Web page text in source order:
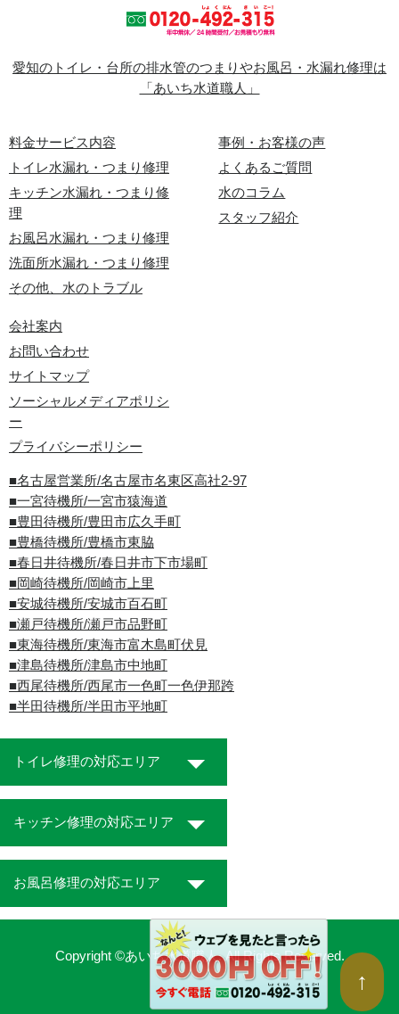
愛知のトイレ・台所の排水管のつまりやお風呂・水漏れ修理は
「あいち水道職人」
料金サービス内容
トイレ水漏れ・つまり修理
キッチン水漏れ・つまり修
理
お風呂水漏れ・つまり修理
洗面所水漏れ・つまり修理
その他、水のトラブル
事例・お客様の声
よくあるご質問
水のコラム
スタッフ紹介
会社案内
お問い合わせ
サイトマップ
ソーシャルメディアポリシ
ー
プライバシーポリシー
■名古屋営業所/名古屋市名東区高社2-97
■一宮待機所/一宮市猿海道
■豊田待機所/豊田市広久手町
■豊橋待機所/豊橋市東脇
■春日井待機所/春日井市下市場町
■岡崎待機所/岡崎市上里
■安城待機所/安城市百石町
■瀬戸待機所/瀬戸市品野町
■東海待機所/東海市富木島町伏見
■津島待機所/津島市中地町
■西尾待機所/西尾市一色町一色伊那跨
■半田待機所/半田市平地町
トイレ修理の対応エリア
キッチン修理の対応エリア
お風呂修理の対応エリア
Copyright ©あいち水道職人. All Rights Reserved.
↑